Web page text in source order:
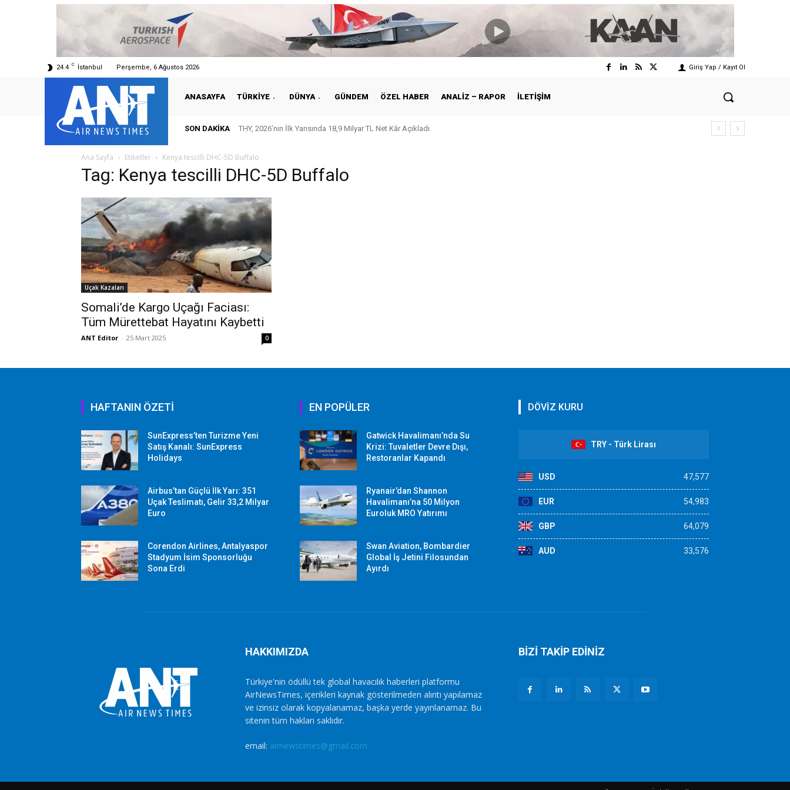
24.4 C İstanbul Perşembe, 6 Ağustos 2026 Giriş Yap / Kayıt Ol
ANASAYFA TÜRKIYE DÜNYA GÜNDEM ÖZEL HABER ANALIZ – RAPOR İLETIŞIM
SON DAKIKA THY, 2026’nın İlk Yarısında 18,9 Milyar TL Net Kâr Açıkladı
Ana Sayfa Etiketler Kenya tescilli DHC-5D Buffalo
Tag: Kenya tescilli DHC-5D Buffalo
Uçak Kazaları
Somali’de Kargo Uçağı Faciası:
Tüm Mürettebat Hayatını Kaybetti
ANT Editor - 25 Mart 2025 0
HAFTANIN ÖZETİ
SunExpress’ten Turizme Yeni
Satış Kanalı: SunExpress
Holidays
Airbus’tan Güçlü İlk Yarı: 351
Uçak Teslimatı, Gelir 33,2 Milyar
Euro
Corendon Airlines, Antalyaspor
Stadyum İsim Sponsorluğu
Sona Erdi
EN POPÜLER
Gatwick Havalimanı’nda Su
Krizi: Tuvaletler Devre Dışı,
Restoranlar Kapandı
Ryanair’dan Shannon
Havalimanı’na 50 Milyon
Euroluk MRO Yatırımı
Swan Aviation, Bombardier
Global İş Jetini Filosundan
Ayırdı
DÖVİZ KURU
TRY - Türk Lirası
USD 47,577
EUR 54,983
GBP 64,079
AUD 33,576
HAKKIMIZDA
Türkiye'nin ödüllü tek global havacılık haberleri platformu
AirNewsTimes, içerikleri kaynak gösterilmeden alıntı yapılamaz
ve izinsiz olarak kopyalanamaz, başka yerde yayınlanamaz. Bu
sitenin tüm hakları saklıdır.
email: airnewstimes@gmail.com
BİZİ TAKİP EDİNİZ